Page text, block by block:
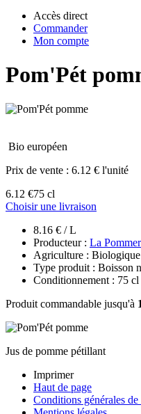
Accès direct
Commander
Mon compte
Pom'Pét
Bio européen
Prix de vente : 6.12 € l'unité
6.12 €75 cl
Choisir une livraison
8.16 € / L
Producteur : La
Agriculture : Biologique
Type produit : Boisson
Conditionnement : 75 cl
Produit commandable jusqu'à 1
Jus de pomme pétillant
Imprimer
Haut de page
Conditions générales de